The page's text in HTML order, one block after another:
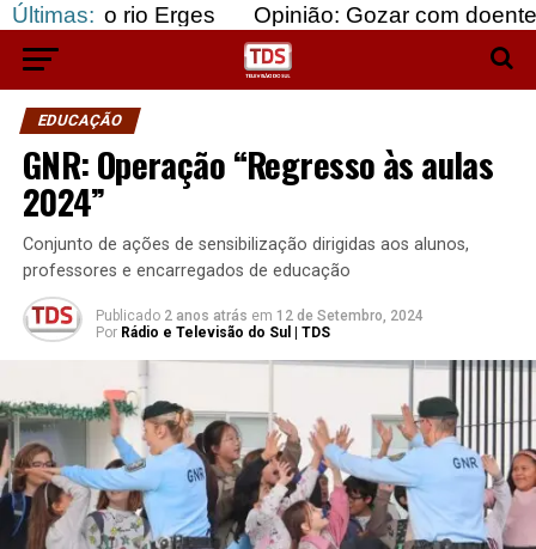
Últimas:
Erges Opinião: Gozar com doentes e bajular
EDUCAÇÃO
GNR: Operação “Regresso às aulas
2024”
Conjunto de ações de sensibilização dirigidas aos alunos,
professores e encarregados de educação
Publicado 2 anos atrás em 12 de Setembro, 2024
Por Rádio e Televisão do Sul | TDS